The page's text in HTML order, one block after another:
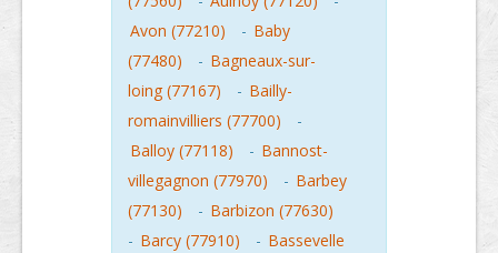
Avon (77210)
- Baby
(77480)
- Bagneaux-sur-
loing (77167)
- Bailly-
romainvilliers (77700)
-
Balloy (77118)
- Bannost-
villegagnon (77970)
- Barbey
(77130)
- Barbizon (77630)
- Barcy (77910) - Bassevelle